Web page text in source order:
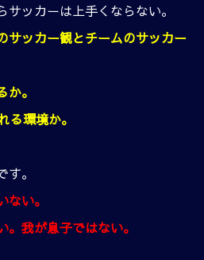
ッカーは上手くならない。
サッカー観とチームのサッカー
。
る環境か。
。
い。
我が息子ではない。